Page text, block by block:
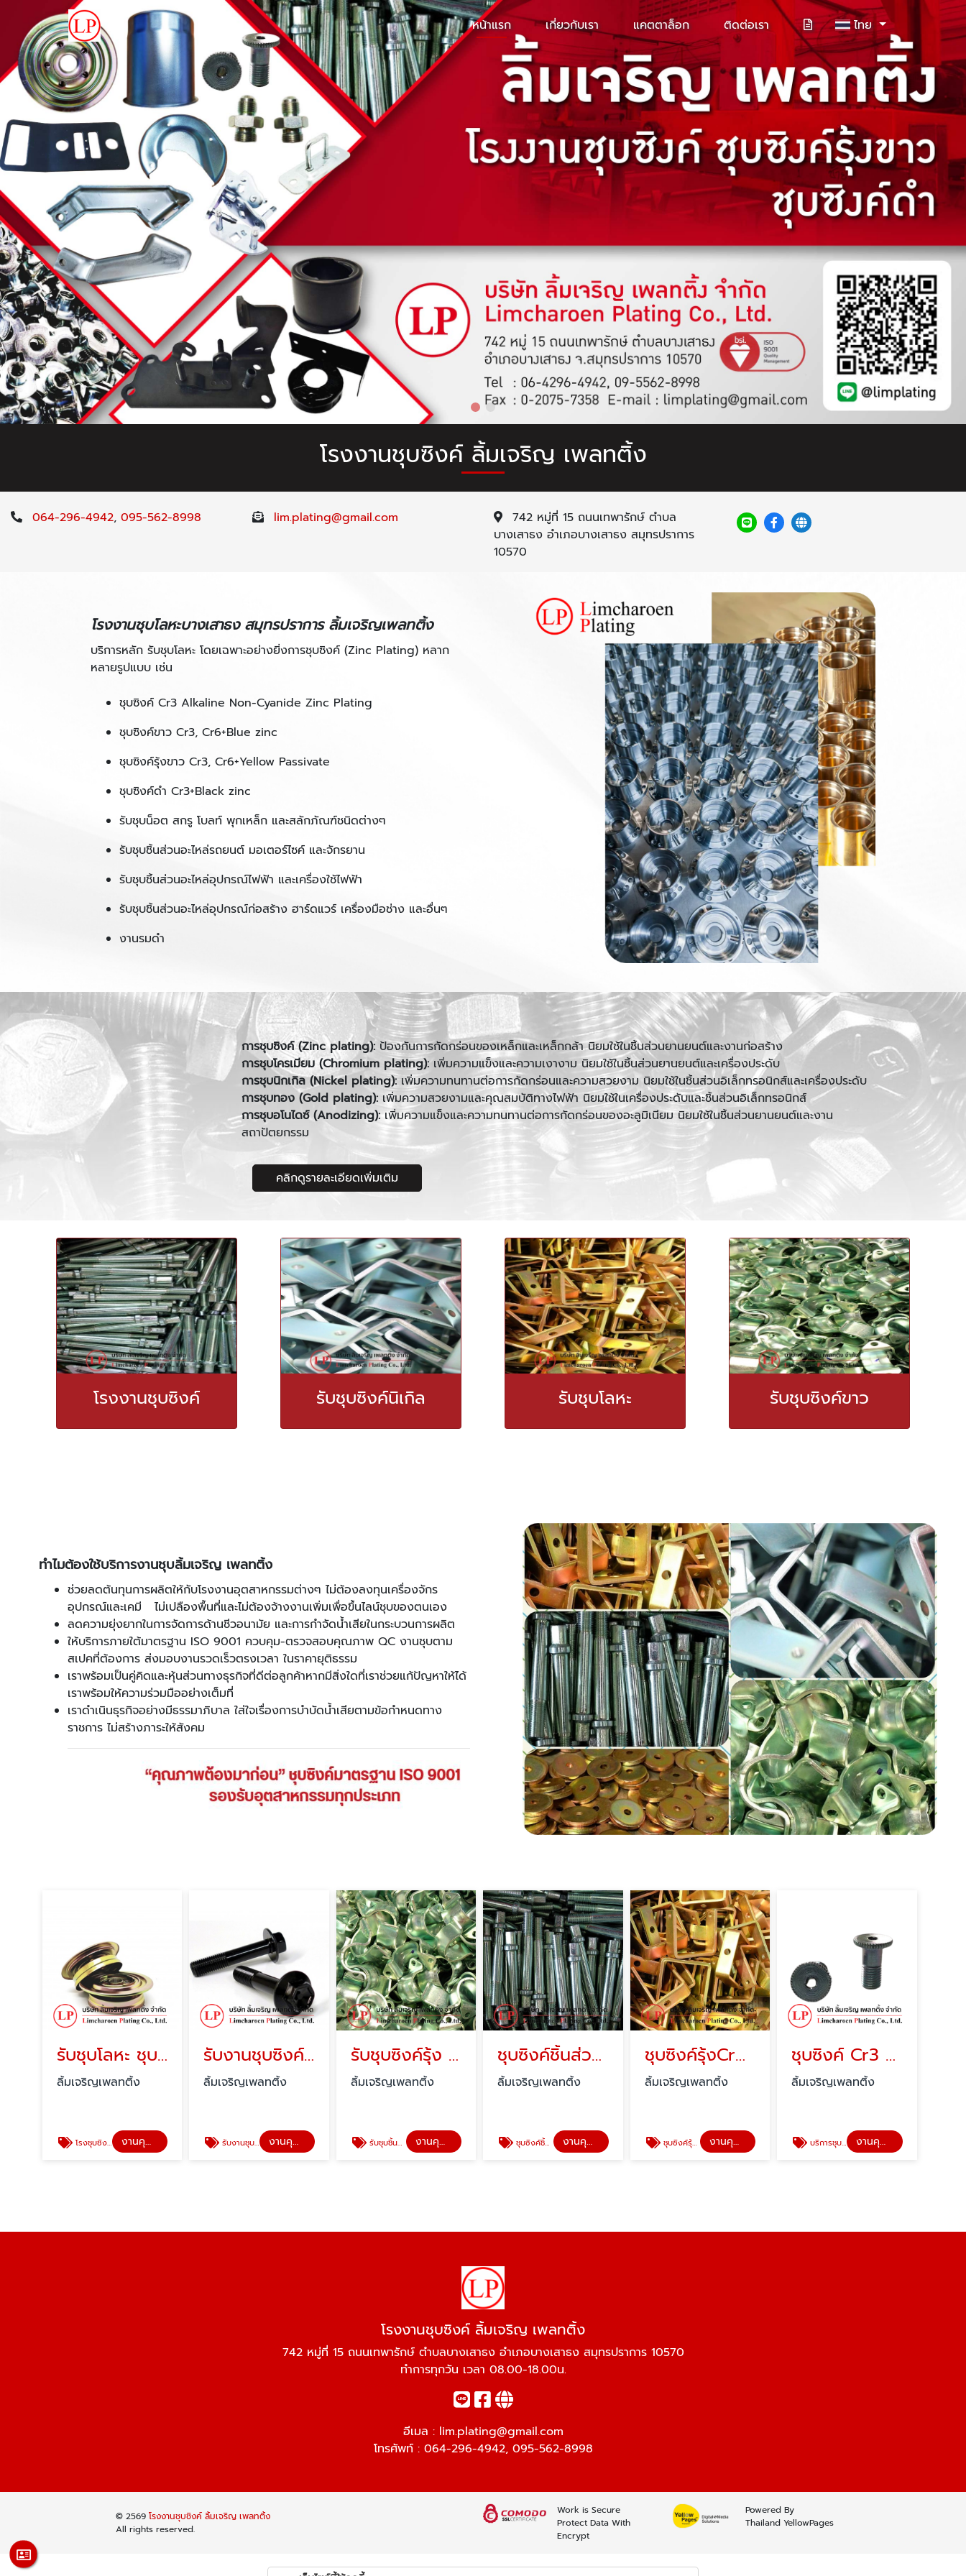
หน้าแรก เกี่ยวกับเรา แคตตาล็อก ติดต่อเรา ไทย
โรงงานชุบซิงค์ ลิ้มเจริญ เพลทติ้ง
064-296-4942, 095-562-8998 lim.plating@gmail.com
742 หมู่ที่ 15 ถนนเทพารักษ์ ตำบล
บางเสาธง อำเภอบางเสาธง สมุทรปราการ
10570
โรงงานชุบโลหะบางเสาธง สมุทรปราการ ลิ้มเจริญเพลทติ้ง
บริการหลัก รับชุบโลหะ โดยเฉพาะอย่างยิ่งการชุบซิงค์ (Zinc Plating) หลาก
หลายรูปแบบ เช่น
ชุบซิงค์ Cr3 Alkaline Non-Cyanide Zinc Plating
ชุบซิงค์ขาว Cr3, Cr6+Blue zinc
ชุบซิงค์รุ้งขาว Cr3, Cr6+Yellow Passivate
ชุบซิงค์ดำ Cr3+Black zinc
รับชุบน็อต สกรู โบลท์ พุกเหล็ก และสลักภัณฑ์ชนิดต่างๆ
รับชุบชิ้นส่วนอะไหล่รถยนต์ มอเตอร์ไซค์ และจักรยาน
รับชุบชิ้นส่วนอะไหล่อุปกรณ์ไฟฟ้า และเครื่องใช้ไฟฟ้า
รับชุบชิ้นส่วนอะไหล่อุปกรณ์ก่อสร้าง ฮาร์ดแวร์ เครื่องมือช่าง และอื่นๆ
งานรมดำ
การชุบซิงค์ (Zinc plating):ป้องกันการกัดกร่อนของเหล็กและเหล็กกล้า นิยมใช้ในชิ้นส่วนยานยนต์และงานก่อสร้าง
การชุบโครเมียม (Chromium plating): เพิ่มความแข็งและความเงางาม นิยมใช้ในชิ้นส่วนยานยนต์และเครื่องประดับ
การชุบนิกเกิล (Nickel plating):เพิ่มความทนทานต่อการกัดกร่อนและความสวยงาม นิยมใช้ในชิ้นส่วนอิเล็กทรอนิกส์และเครื่องประดับ
การชุบทอง (Gold plating): เพิ่มความสวยงามและคุณสมบัติทางไฟฟ้า นิยมใช้ในเครื่องประดับและชิ้นส่วนอิเล็กทรอนิกส์
การชุบอโนไดซ์ (Anodizing):เพิ่มความแข็งและความทนทานต่อการกัดกร่อนของอะลูมิเนียม นิยมใช้ในชิ้นส่วนยานยนต์และงาน
สถาปัตยกรรม
คลิกดูรายละเอียดเพิ่มเติม
โรงงานชุบซิงค์ รับชุบซิงค์นิเกิล รับชุบโลหะ รับชุบซิงค์ขาว
ทำไมต้องใช้บริการงานชุบลิ้มเจริญ เพลทติ้ง
ช่วยลดต้นทุนการผลิตให้กับโรงงานอุตสาหกรรมต่างๆ ไม่ต้องลงทุนเครื่องจักร
อุปกรณ์และเคมี ไม่เปลืองพื้นที่และไม่ต้องจ้างงานเพิ่มเพื่อขึ้นไลน์ชุบของตนเอง
ลดความยุ่งยากในการจัดการด้านชีวอนามัย และการกำจัดน้ำเสียในกระบวนการผลิต
ให้บริการภายใต้มาตรฐาน ISO 9001 ควบคุม-ตรวจสอบคุณภาพ QC งานชุบตาม
สเปคที่ต้องการ ส่งมอบงานรวดเร็วตรงเวลา ในราคายุติธรรม
เราพร้อมเป็นคู่คิดและหุ้นส่วนทางธุรกิจที่ดีต่อลูกค้าหากมีสิ่งใดที่เราช่วยแก้ปัญหาให้ได้
เราพร้อมให้ความร่วมมืออย่างเต็มที่
เราดำเนินธุรกิจอย่างมีธรรมาภิบาล ใส่ใจเรื่องการบำบัดน้ำเสียตามข้อกำหนดทาง
ราชการ ไม่สร้างภาระให้สังคม
รับชุบโลหะ ชุบซิงค์รุ้งทอง
ลิ้มเจริญเพลทติ้ง
โรงชุบซิงค์ สมุทรปราการ งานคุณภาพลิ้มเจริญ
รับงานชุบซิงค์ดำ สมุทรปราการ
ลิ้มเจริญเพลทติ้ง
รับงานชุบโลหะ รับชุบซิงค์ งานคุณภาพลิ้มเจริญ
รับชุบซิงค์รุ้ง Cr3
ลิ้มเจริญเพลทติ้ง
รับชุบชิ้นส่วนอะไหล่อุปกรณ์ไฟฟ้า งานคุณภาพลิ้มเจริญ
ชุบซิงค์ชิ้นส่วนมอเตอร์ไซค์
ลิ้มเจริญเพลทติ้ง
ชุบซิงค์ชิ้นส่วนมอเตอร์ไซค์ งานคุณภาพลิ้มเจริญ
ชุบซิงค์รุ้งCr6+Yellow
ลิ้มเจริญเพลทติ้ง
ชุบซิงค์รุ้ง Cr3 Cr6+Yellow งานคุณภาพลิ้มเจริญ
ชุบซิงค์ Cr3 Cr6 สกรู น๊อต
ลิ้มเจริญเพลทติ้ง
บริการชุบซิงค์ Cr3 Cr6 สกรู น๊อต งานคุณภาพลิ้มเจริญ
โรงงานชุบซิงค์ ลิ้มเจริญ เพลทติ้ง
742 หมู่ที่ 15 ถนนเทพารักษ์ ตำบลบางเสาธง อำเภอบางเสาธง สมุทรปราการ 10570
ทำการทุกวัน เวลา 08.00-18.00น.
อีเมล : lim.plating@gmail.com
โทรศัพท์ : 064-296-4942, 095-562-8998
© 2569โรงงานชุบซิงค์ ลิ้มเจริญ เพลทติ้ง
All rights reserved.
Work is Secure
Protect Data With
Encrypt
Powered By
Thailand YellowPages